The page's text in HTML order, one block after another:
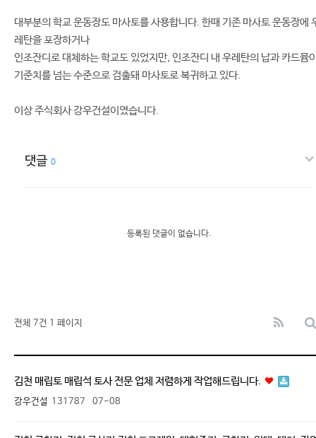
대부분의 학교 운동장도 마사토를 사용합니다. 한때 기존 마사토 운동장에
레탄을 포장하거나
인조잔디로 대체하는 학교도 있었지만, 인조잔디 내 우레탄의 납과 카드뮴
기준치를 넘는 수준으로 검출돼 마사토로 복귀하고 있다.
이상 주식회사 강우건설이였습니다.
댓글 0
등록된 댓글이 없습니다.
전체 7건 1 페이지
김천 매립토 매립석 토사 전문 업체 저렴하게 작업해드립니다.
강우건설 131787 07-08